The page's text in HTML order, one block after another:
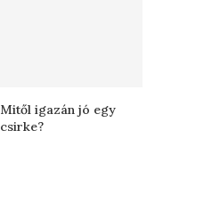
Mitől igazán jó egy
csirke?